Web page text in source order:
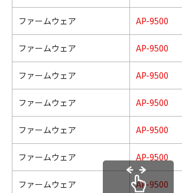
ファームウェア AP-9500
ファームウェア AP-9500
ファームウェア AP-9500
ファームウェア AP-9500
ファームウェア AP-9500
ファームウェア AP-9500
ファームウェア AP-9500